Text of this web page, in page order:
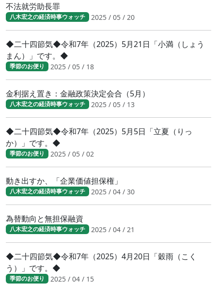
不法就労助長罪
八木宏之の経済時事ウォッチ 2025 / 05 / 20
◆二十四節気◆令和7年（2025）5月21日「小満（しょう
まん）」です。◆
季節のお便り 2025 / 05 / 18
金利据え置き：金融政策決定会合（5月）
八木宏之の経済時事ウォッチ 2025 / 05 / 13
◆二十四節気◆令和7年（2025）5月5日「立夏（りっ
か）」です。◆
季節のお便り 2025 / 05 / 02
動き出すか、「企業価値担保権」
八木宏之の経済時事ウォッチ 2025 / 04 / 30
為替動向と無担保融資
八木宏之の経済時事ウォッチ 2025 / 04 / 21
◆二十四節気◆令和7年（2025）4月20日「穀雨（こく
う）」です。◆
季節のお便り 2025 / 04 / 15